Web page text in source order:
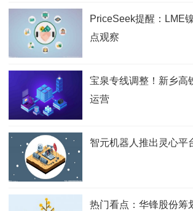
PriceSeek提醒：LME
点观察
宝泉专线调整！新乡高
运营
智元机器人推出灵心平
热门看点：华锋股份筹